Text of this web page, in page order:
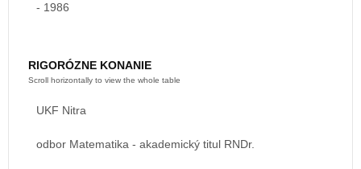
- 1986
RIGORÓZNE KONANIE
UKF Nitra
odbor Matematika - akademický titul RNDr.